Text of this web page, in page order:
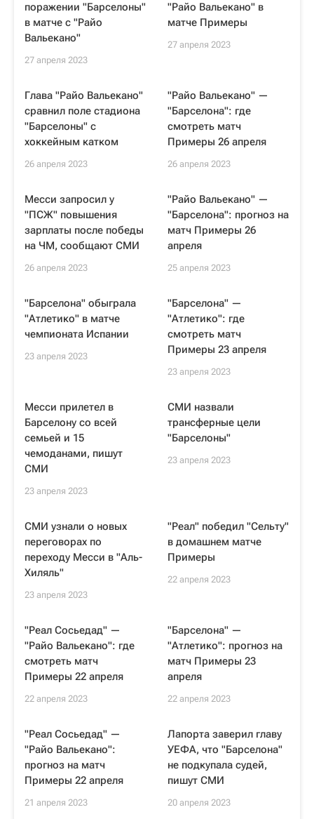
поражении "Барселоны"
в матче с "Райо
Вальекано"
27 апреля 2023
"Райо Вальекано" в
матче Примеры
27 апреля 2023
Глава "Райо Вальекано"
сравнил поле стадиона
"Барселоны" с
хоккейным катком
26 апреля 2023
"Райо Вальекано" —
"Барселона": где
смотреть матч
Примеры 26 апреля
26 апреля 2023
Месси запросил у
"ПСЖ" повышения
зарплаты после победы
на ЧМ, сообщают СМИ
26 апреля 2023
"Райо Вальекано" —
"Барселона": прогноз на
матч Примеры 26
апреля
25 апреля 2023
"Барселона" обыграла
"Атлетико" в матче
чемпионата Испании
23 апреля 2023
"Барселона" —
"Атлетико": где
смотреть матч
Примеры 23 апреля
23 апреля 2023
Месси прилетел в
Барселону со всей
семьей и 15
чемоданами, пишут
СМИ
23 апреля 2023
СМИ назвали
трансферные цели
"Барселоны"
23 апреля 2023
СМИ узнали о новых
переговорах по
переходу Месси в "Аль-
Хиляль"
23 апреля 2023
"Реал" победил "Сельту"
в домашнем матче
Примеры
22 апреля 2023
"Реал Сосьедад" —
"Райо Вальекано": где
смотреть матч
Примеры 22 апреля
22 апреля 2023
"Барселона" —
"Атлетико": прогноз на
матч Примеры 23
апреля
22 апреля 2023
"Реал Сосьедад" —
"Райо Вальекано":
прогноз на матч
Примеры 22 апреля
21 апреля 2023
Лапорта заверил главу
УЕФА, что "Барселона"
не подкупала судей,
пишут СМИ
20 апреля 2023